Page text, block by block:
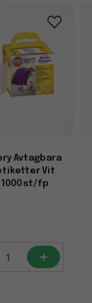
Avtagbara
Vit
1000 st/fp
+